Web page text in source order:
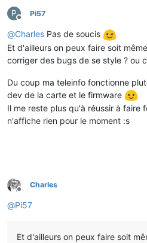
P
Offline
Pi57
@Charles Pas de soucis
Et d'ailleurs on peux faire soit
corriger des bugs de se style ? ou
Du coup ma teleinfo fonctionne
dev de la carte et le firmware
Il me reste plus qu'à réussir à faire
n'affiche rien pour le moment :s
Offline
Charles
@Pi57
Et d'ailleurs on peux faire soit